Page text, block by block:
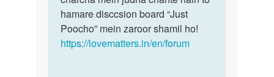
hamare disccsion board “Just
Poocho” mein zaroor shamil ho!
https://lovematters.in/en/forum